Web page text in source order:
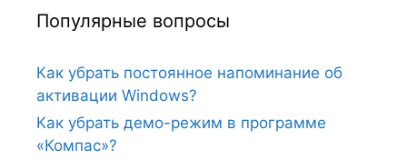
Популярные вопросы
Как убрать постоянное напоминание об
активации Windows?
Как убрать демо-режим в программе
«Компас»?